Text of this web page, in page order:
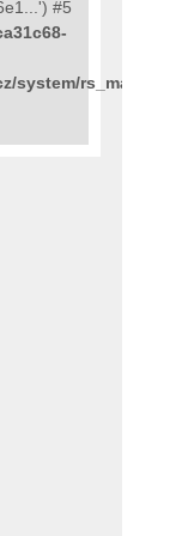
#5
system/